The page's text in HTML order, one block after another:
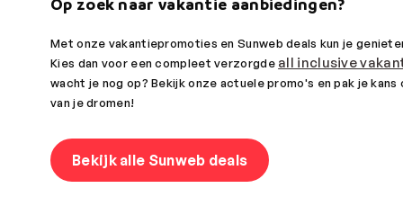
Op zoek naar vakantie aanbiedingen?
Met onze vakantiepromoties en Sunweb deals kun je
Kies dan voor een compleet verzorgde all inclusive
wacht je nog op? Bekijk onze actuele promo's en pak je
van je dromen!
Bekijk alle Sunweb deals